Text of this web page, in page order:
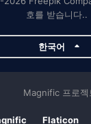
호를 받습니다..
한국어
Magnific 프로젝
Flaticon